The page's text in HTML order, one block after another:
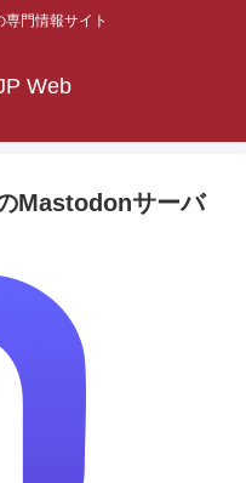
門情報サイト
Web
Mastodonサーバ